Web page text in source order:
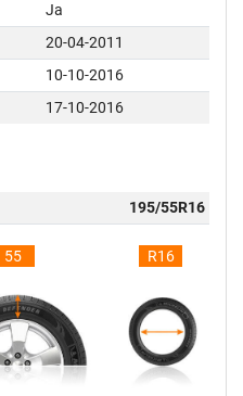
Ja
20-04-2011
10-10-2016
17-10-2016
195/55R16
55 R16